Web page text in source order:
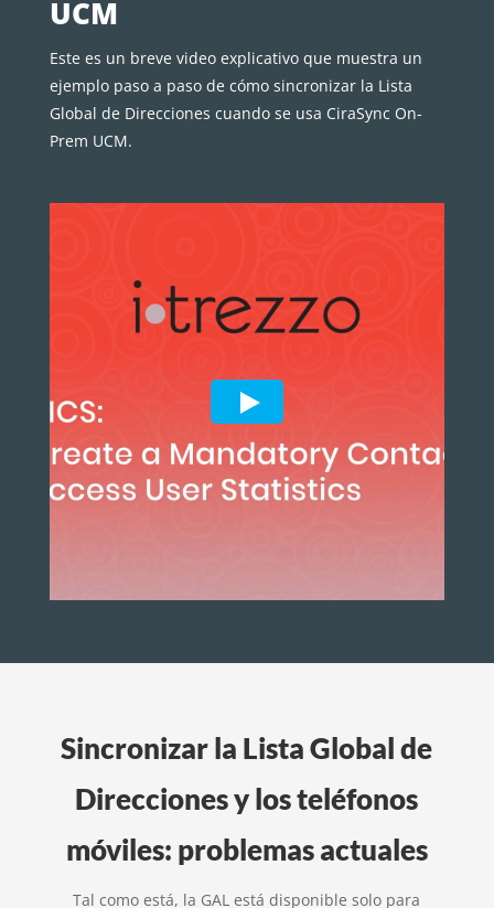
UCM
Este es un breve video explicativo que muestra un
ejemplo paso a paso de cómo sincronizar la Lista
Global de Direcciones cuando se usa CiraSync On-
Prem UCM.
Sincronizar la Lista Global de
Direcciones y los teléfonos
móviles: problemas actuales
Tal como está, la GAL está disponible solo para